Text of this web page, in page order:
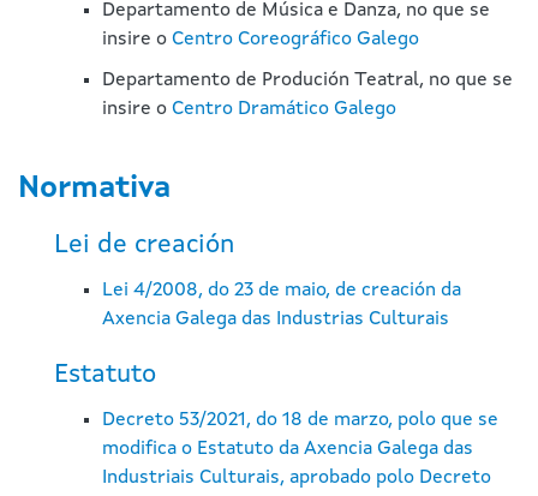
Departamento de Música e Danza, no que se
insire o Centro Coreográfico Galego
Departamento de Produción Teatral, no que se
insire o Centro Dramático Galego
Normativa
Lei de creación
Lei 4/2008, do 23 de maio, de creación da
Axencia Galega das Industrias Culturais
Estatuto
Decreto 53/2021, do 18 de marzo, polo que se
modifica o Estatuto da Axencia Galega das
Industriais Culturais, aprobado polo Decreto